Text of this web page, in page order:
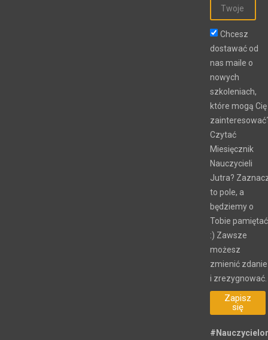
Chcesz
dostawać od
nas maile o
nowych
szkoleniach,
które mogą Cię
Czytać
Miesięcznik
Nauczycieli
Jutra?
to pole, a
będziemy o
Tobie pamiętać
:) Zawsze
możesz
zmienić zdanie
i zrezygnować.
Zapisz
się